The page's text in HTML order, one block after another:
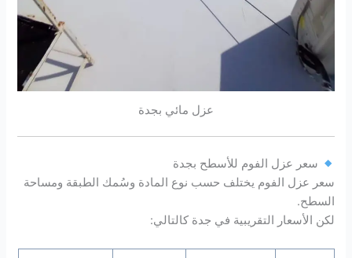
عزل مائي بجدة
سعر عزل الفوم للأسطح بجدة
سعر عزل الفوم يختلف حسب نوع المادة وسُمك الطبقة ومساحة
السطح.
لكن الأسعار التقريبية في جدة كالتالي: